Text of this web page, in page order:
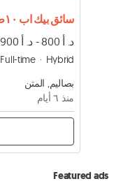
سائق بيك اب ١٠طن
د. أ 800 - د. أ 900
Full-time
Hybrid
بصاليم, المتن
منذ ٦ أيام
Featured ads